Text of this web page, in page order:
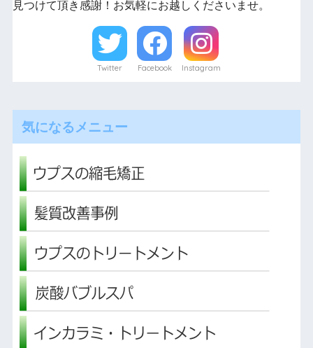
見つけて頂き感謝！お気軽にお越しくださいませ。
Twitter Facebook Instagram
気になるメニュー